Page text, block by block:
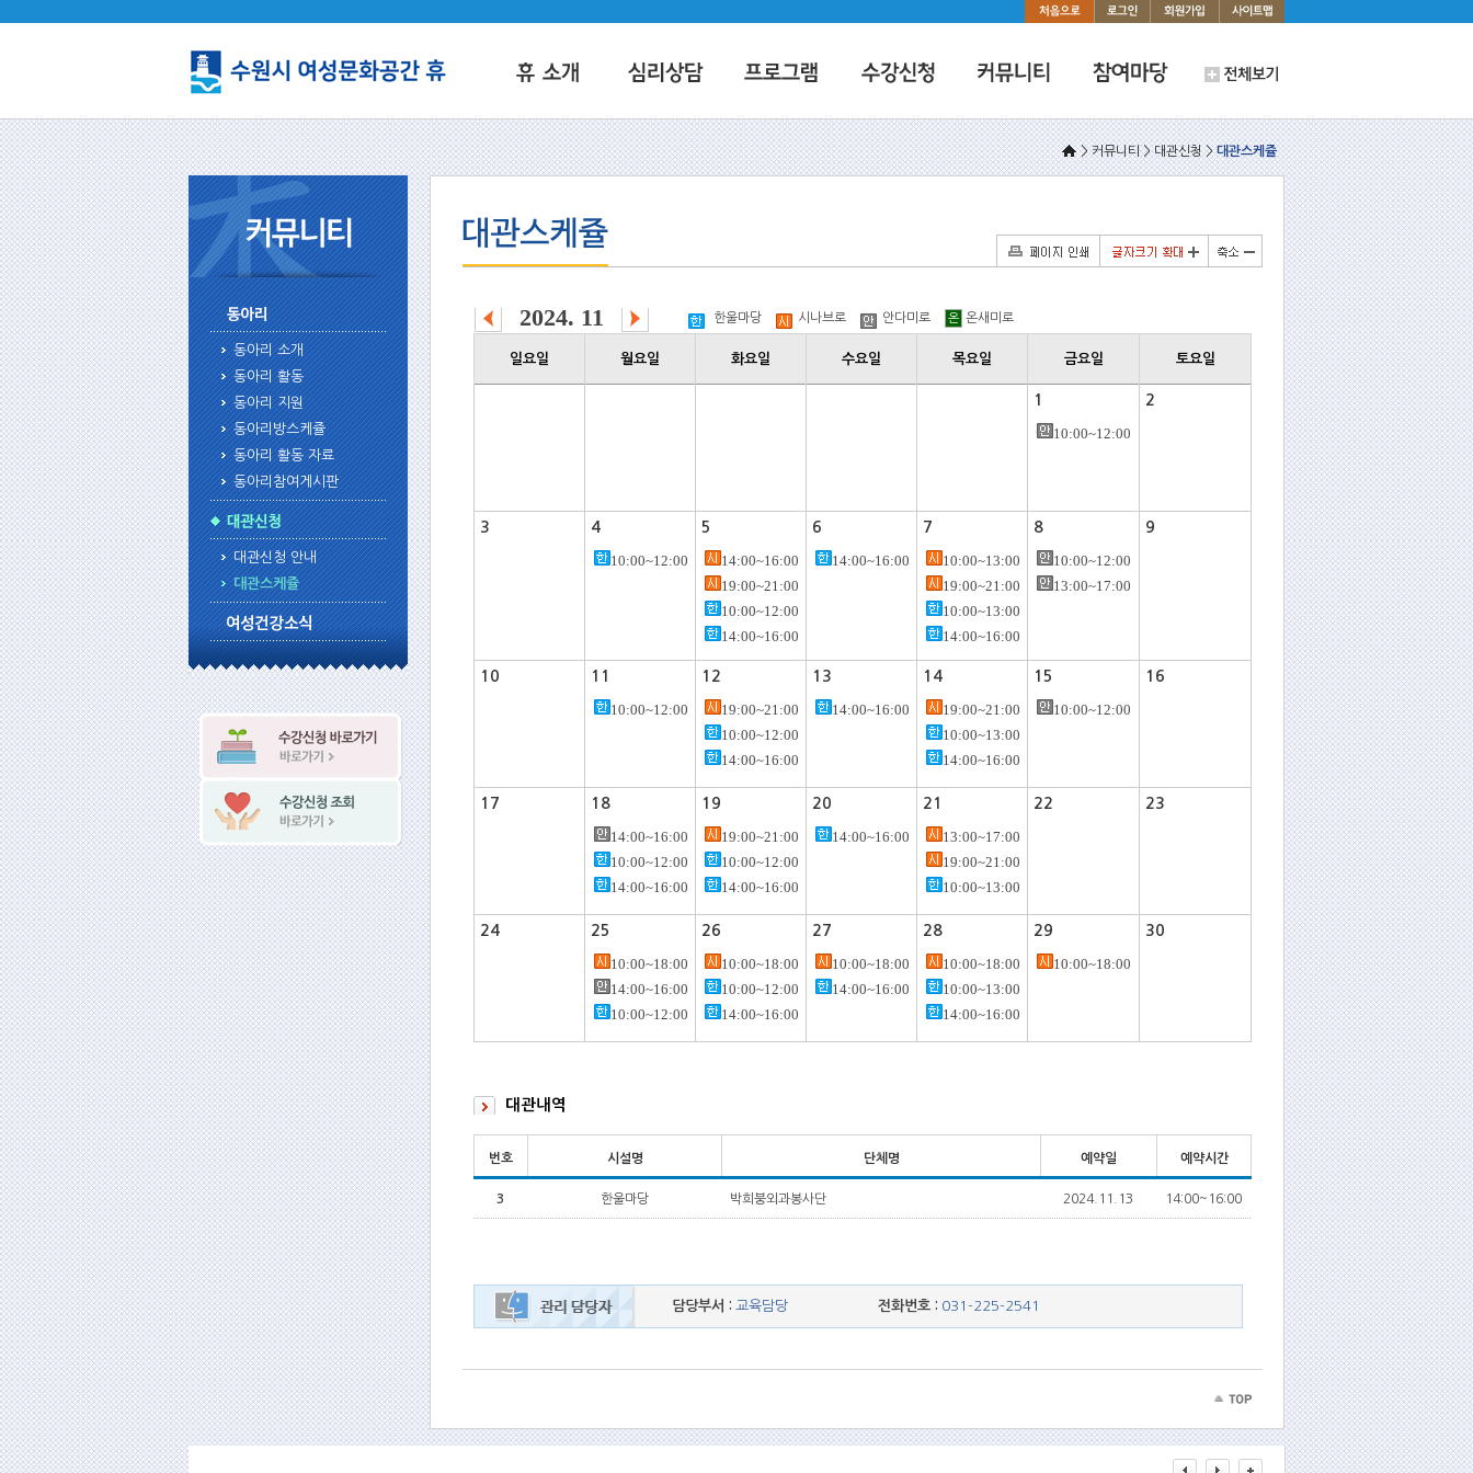
동아리 소개
동아리 활동
동아리 지원
동아리방스케쥴
동아리 활동 자료
동아리참여게시판
대관신청 안내
대관스케쥴
> 커뮤니티 > 대관신청 >대관스케쥴
2024. 11 한울마당 시나브로 안다미로 온 온새미로
일요일 월요일 화요일 수요일 목요일 금요일 토요일
1
10:00~12:00
2
3 4
10:00~12:00
5
14:00~16:00
19:00~21:00
10:00~12:00
14:00~16:00
6
14:00~16:00
7
10:00~13:00
19:00~21:00
10:00~13:00
14:00~16:00
8
10:00~12:00
13:00~17:00
9
10 11
10:00~12:00
12
19:00~21:00
10:00~12:00
14:00~16:00
13
14:00~16:00
14
19:00~21:00
10:00~13:00
14:00~16:00
15
10:00~12:00
16
17 18
14:00~16:00
10:00~12:00
14:00~16:00
19
19:00~21:00
10:00~12:00
14:00~16:00
20
14:00~16:00
21
13:00~17:00
19:00~21:00
10:00~13:00
22 23
24 25
10:00~18:00
14:00~16:00
10:00~12:00
26
10:00~18:00
10:00~12:00
14:00~16:00
27
10:00~18:00
14:00~16:00
28
10:00~18:00
10:00~13:00
14:00~16:00
29
10:00~18:00
30
대관내역
번호 시설명 단체명 예약일 예약시간
3 한울마당 박희붕외과봉사단 2024.11.13 14:00~16:00
담당부서 : 교육담당 전화번호 : 031-225-2541